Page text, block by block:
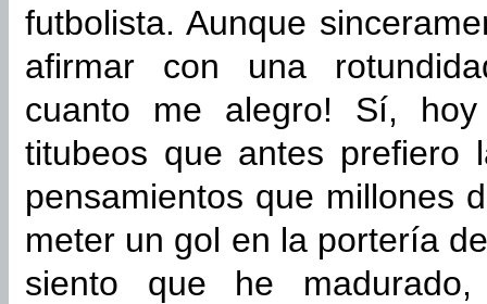
futbolista. Aunque
afirmar con una
cuanto me alegro! Sí,
titubeos que antes prefiero
pensamientos que millones
meter un gol en la portería
siento que he